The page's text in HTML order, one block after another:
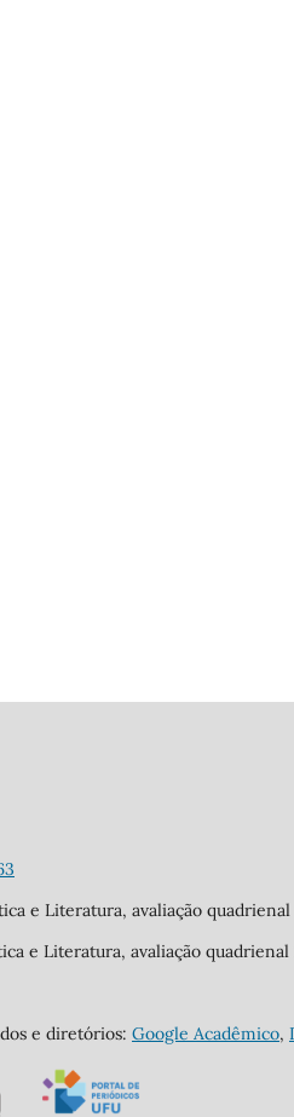
e Literatura, avaliação
e Literatura, avaliação quadrienal
e diretórios: Google Acadêmico,